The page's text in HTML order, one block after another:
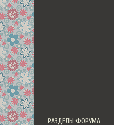
РАЗДЕЛЫ ФОРУМА